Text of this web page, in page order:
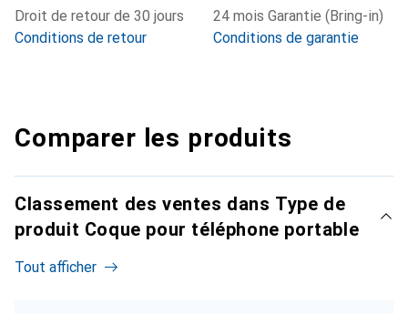
Droit de retour de 30 jours
Conditions de retour
24 mois Garantie (Bring-in)
Conditions de garantie
Comparer les produits
Classement des ventes dans Type de
produit Coque pour téléphone portable
Tout afficher